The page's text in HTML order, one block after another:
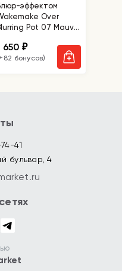
эффектом
Over
Pot 07 Mauve
650₽
бонусов)
41
бульвар, 4